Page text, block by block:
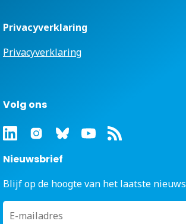
Privacyverklaring
Privacyverklaring
Volg ons
Nieuwsbrief
Blijf op de hoogte van het laatste nieuws